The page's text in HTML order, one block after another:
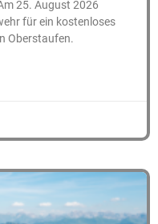
25. August 2026
für ein kostenloses
Oberstaufen.